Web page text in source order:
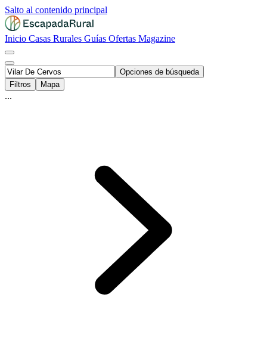
Salto al contenido principal
Inicio Casas Rurales Guías Ofertas Magazine
Opciones de búsqueda
Filtros
Mapa
...